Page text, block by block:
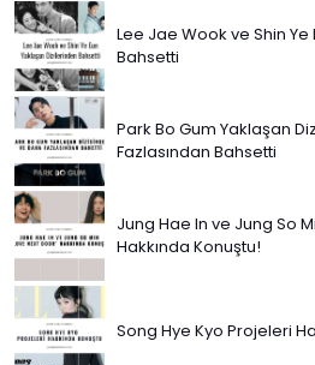
Lee Jae Wook ve Shin
Bahsetti
Park Bo Gum Yaklaşan
Fazlasından Bahsetti
Jung Hae In ve Jung So
Hakkında Konuştu!
Song Hye Kyo Projeleri